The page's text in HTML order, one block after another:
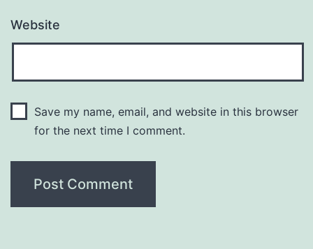
Website
Save my name, email, and website in this browser
for the next time I comment.